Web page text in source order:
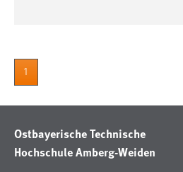
1
Ostbayerische Technische
Hochschule Amberg-Weiden
MibewSessionID, mibew-chat-